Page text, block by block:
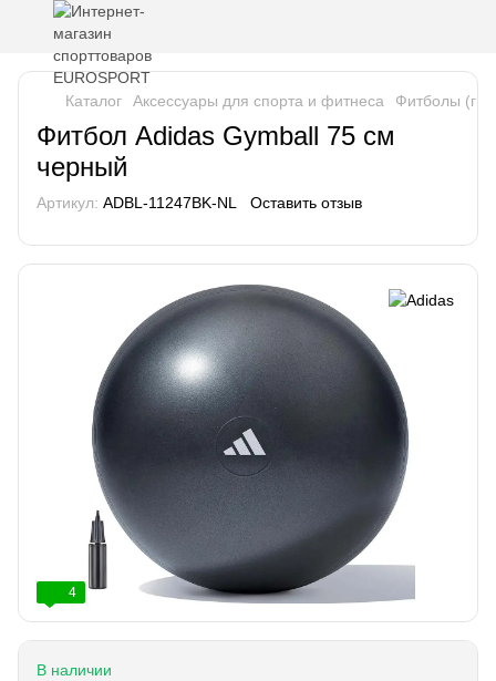
Каталог Аксессуары для спорта и фитнеса Фитболы
Фитбол Adidas Gymball 75 см
черный
Артикул: ADBL-11247BK-NL Оставить отзыв
4
В наличии